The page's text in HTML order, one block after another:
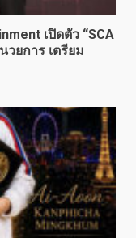
เปิดตัว “SCA
วยการ เตรียม